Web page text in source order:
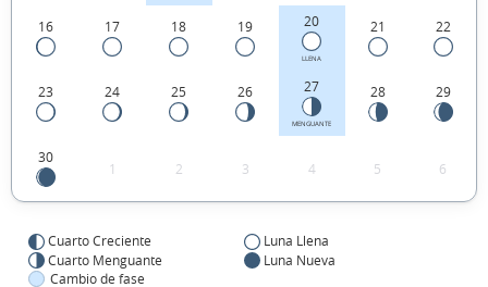
16 17 18 19 20
LLENA
21 22
23 24 25 26 27
MENGUANTE
28 29
30
1 2 3 4 5 6
Cuarto Creciente
Luna Llena
Cuarto Menguante
Luna Nueva
Cambio de fase